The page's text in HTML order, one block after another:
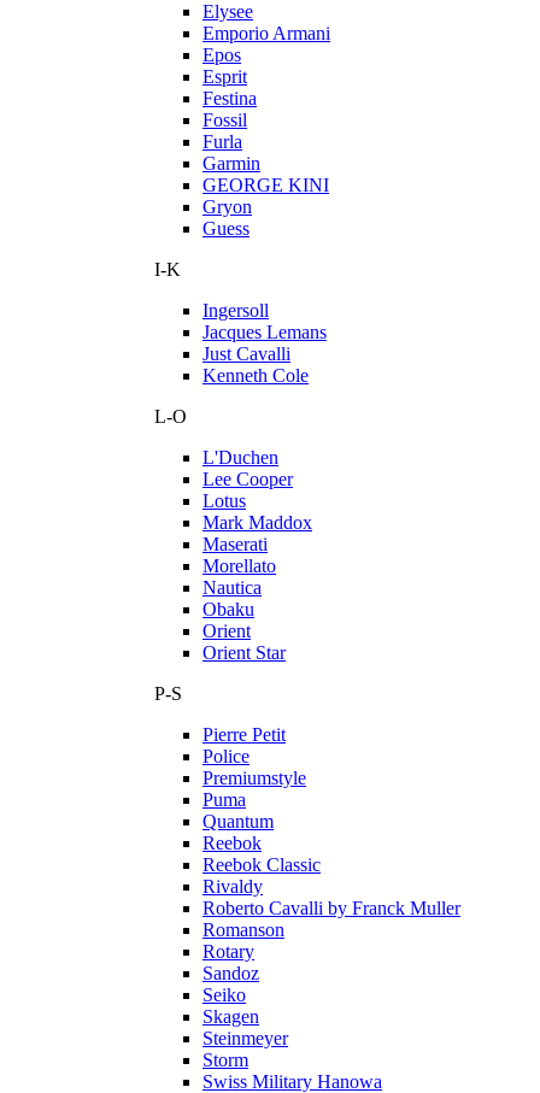
Elysee
Emporio Armani
Epos
Esprit
Festina
Fossil
Furla
Garmin
GEORGE KINI
Gryon
Guess
I-K
Ingersoll
Jacques Lemans
Just Cavalli
Kenneth Cole
L-O
L'Duchen
Lee Cooper
Lotus
Mark Maddox
Maserati
Morellato
Nautica
Obaku
Orient
Orient Star
P-S
Pierre Petit
Police
Premiumstyle
Puma
Quantum
Reebok
Reebok Classic
Rivaldy
Roberto Cavalli by Franck Muller
Romanson
Rotary
Sandoz
Seiko
Skagen
Steinmeyer
Storm
Swiss Military Hanowa